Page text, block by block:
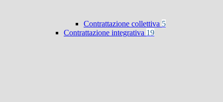
Contrattazione collettiva 5
Contrattazione integrativa 19